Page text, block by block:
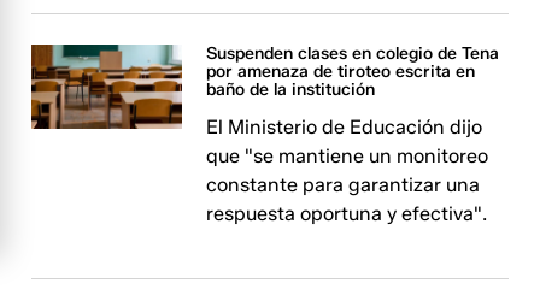
Suspenden clases en colegio de Tena
por amenaza de tiroteo escrita en
baño de la institución
El Ministerio de Educación dijo
que "se mantiene un monitoreo
constante para garantizar una
respuesta oportuna y efectiva".